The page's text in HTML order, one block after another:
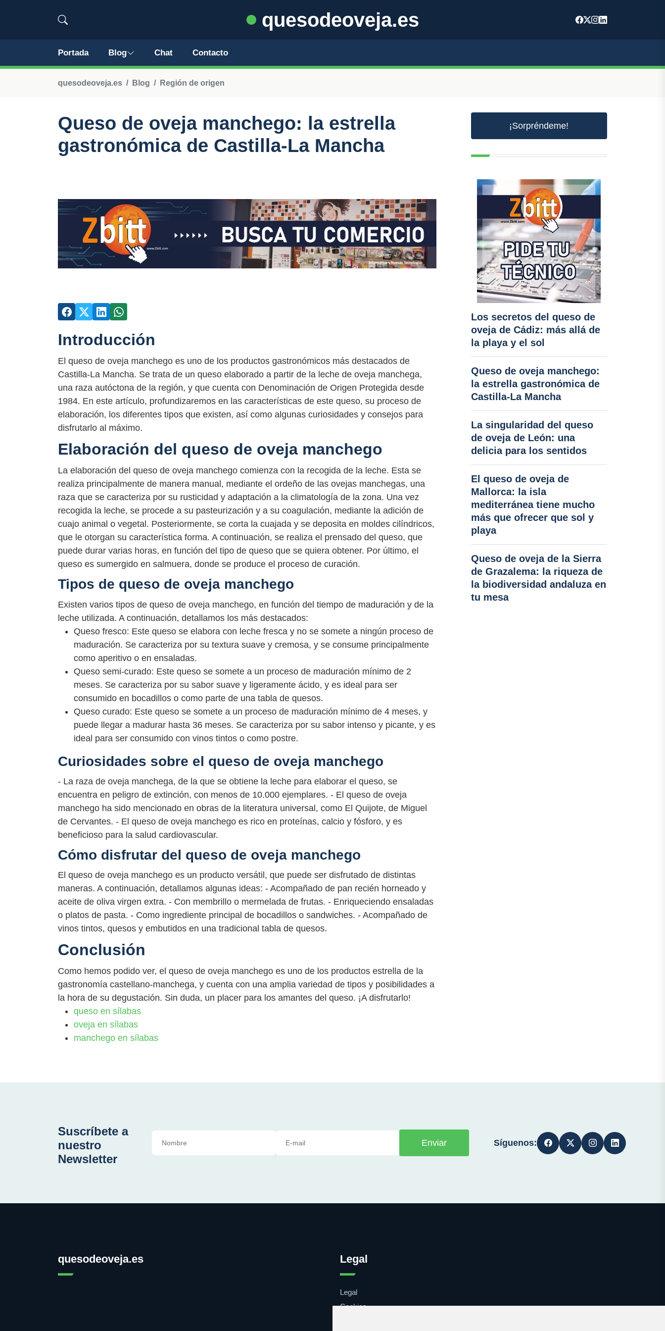
quesodeoveja.es
Portada Blog Chat Contacto
quesodeoveja.es Blog Región de origen
Queso de oveja manchego: la estrella
gastronómica de Castilla-La Mancha
Introducción
El queso de oveja manchego es uno de los productos gastronómicos más destacados de
Castilla-La Mancha. Se trata de un queso elaborado a partir de la leche de oveja manchega,
una raza autóctona de la región, y que cuenta con Denominación de Origen Protegida desde
1984. En este artículo, profundizaremos en las características de este queso, su proceso de
elaboración, los diferentes tipos que existen, así como algunas curiosidades y consejos para
disfrutarlo al máximo.
Elaboración del queso de oveja manchego
La elaboración del queso de oveja manchego comienza con la recogida de la leche. Esta se
realiza principalmente de manera manual, mediante el ordeño de las ovejas manchegas, una
raza que se caracteriza por su rusticidad y adaptación a la climatología de la zona. Una vez
recogida la leche, se procede a su pasteurización y a su coagulación, mediante la adición de
cuajo animal o vegetal. Posteriormente, se corta la cuajada y se deposita en moldes cilíndricos,
que le otorgan su característica forma. A continuación, se realiza el prensado del queso, que
puede durar varias horas, en función del tipo de queso que se quiera obtener. Por último, el
queso es sumergido en salmuera, donde se produce el proceso de curación.
Tipos de queso de oveja manchego
Existen varios tipos de queso de oveja manchego, en función del tiempo de maduración y de la
leche utilizada. A continuación, detallamos los más destacados:
Queso fresco: Este queso se elabora con leche fresca y no se somete a ningún proceso de
maduración. Se caracteriza por su textura suave y cremosa, y se consume principalmente
como aperitivo o en ensaladas.
Queso semi-curado: Este queso se somete a un proceso de maduración mínimo de 2
meses. Se caracteriza por su sabor suave y ligeramente ácido, y es ideal para ser
consumido en bocadillos o como parte de una tabla de quesos.
Queso curado: Este queso se somete a un proceso de maduración mínimo de 4 meses, y
puede llegar a madurar hasta 36 meses. Se caracteriza por su sabor intenso y picante, y es
ideal para ser consumido con vinos tintos o como postre.
Curiosidades sobre el queso de oveja manchego
- La raza de oveja manchega, de la que se obtiene la leche para elaborar el queso, se
encuentra en peligro de extinción, con menos de 10.000 ejemplares. - El queso de oveja
manchego ha sido mencionado en obras de la literatura universal, como El Quijote, de Miguel
de Cervantes. - El queso de oveja manchego es rico en proteínas, calcio y fósforo, y es
beneficioso para la salud cardiovascular.
Cómo disfrutar del queso de oveja manchego
El queso de oveja manchego es un producto versátil, que puede ser disfrutado de distintas
maneras. A continuación, detallamos algunas ideas: - Acompañado de pan recién horneado y
aceite de oliva virgen extra. - Con membrillo o mermelada de frutas. - Enriqueciendo ensaladas
o platos de pasta. - Como ingrediente principal de bocadillos o sandwiches. - Acompañado de
vinos tintos, quesos y embutidos en una tradicional tabla de quesos.
Conclusión
Como hemos podido ver, el queso de oveja manchego es uno de los productos estrella de la
gastronomía castellano-manchega, y cuenta con una amplia variedad de tipos y posibilidades a
la hora de su degustación. Sin duda, un placer para los amantes del queso. ¡A disfrutarlo!
queso en sílabas
oveja en sílabas
manchego en sílabas
¡Sorpréndeme!
Los secretos del queso de
oveja de Cádiz: más allá de
la playa y el sol
Queso de oveja manchego:
la estrella gastronómica de
Castilla-La Mancha
La singularidad del queso
de oveja de León: una
delicia para los sentidos
El queso de oveja de
Mallorca: la isla
mediterránea tiene mucho
más que ofrecer que sol y
playa
Queso de oveja de la Sierra
de Grazalema: la riqueza de
la biodiversidad andaluza en
tu mesa
Suscríbete a
nuestro
Newsletter
Enviar Síguenos:
quesodeoveja.es Legal
Legal
Cookies